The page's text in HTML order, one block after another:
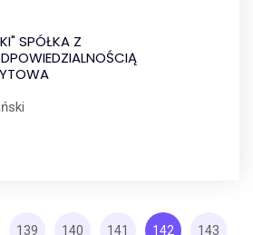
SPÓŁKA Z
139 140 141 142 143